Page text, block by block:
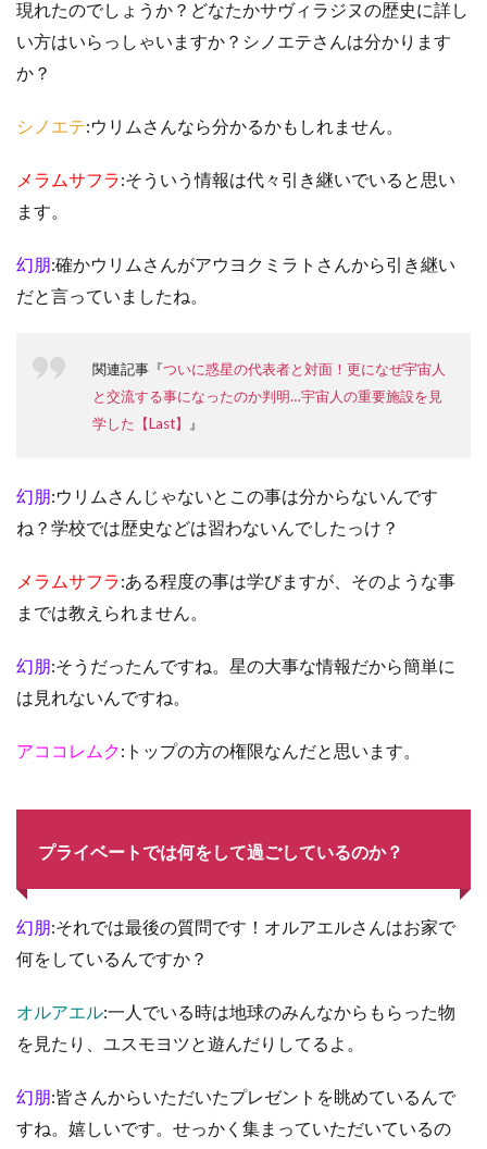
現れたのでしょうか？どなたかサヴィラジヌの歴史に詳し
い方はいらっしゃいますか？シノエテさんは分かります
か？
シノエテ:ウリムさんなら分かるかもしれません。
メラムサフラ:そういう情報は代々引き継いでいると思い
ます。
幻朋:確かウリムさんがアウヨクミラトさんから引き継い
だと言っていましたね。
関連記事『ついに惑星の代表者と対面！更になぜ宇宙人
と交流する事になったのか判明…宇宙人の重要施設を見
学した【Last】
』
幻朋:ウリムさんじゃないとこの事は分からないんです
ね？学校では歴史などは習わないんでしたっけ？
メラムサフラ:ある程度の事は学びますが、そのような事
までは教えられません。
幻朋:そうだったんですね。星の大事な情報だから簡単に
は見れないんですね。
アココレムク:トップの方の権限なんだと思います。
プライベートでは何をして過ごしているのか？
幻朋:それでは最後の質問です！オルアエルさんはお家で
何をしているんですか？
オルアエル:一人でいる時は地球のみんなからもらった物
を見たり、ユスモヨツと遊んだりしてるよ。
幻朋:皆さんからいただいたプレゼントを眺めているんで
すね。嬉しいです。せっかく集まっていただいているの